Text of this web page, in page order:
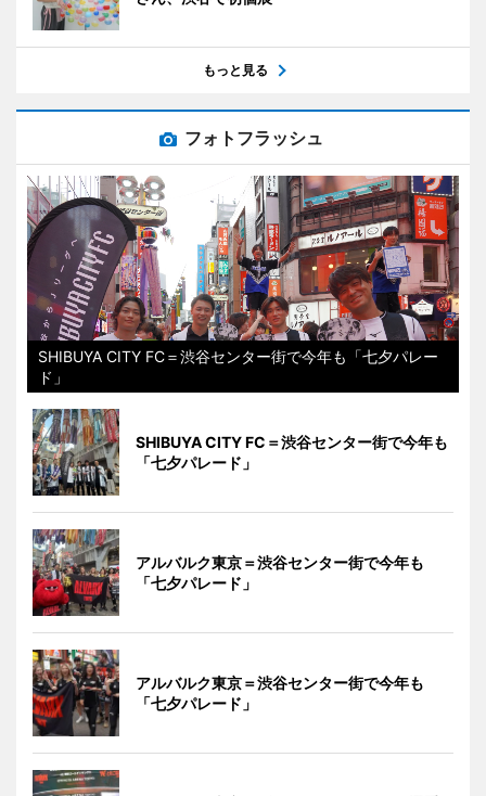
もっと見る
フォトフラッシュ
SHIBUYA CITY FC＝渋谷センター街で今年も「七夕パレー
ド」
SHIBUYA CITY FC＝渋谷センター街で今年も
「七夕パレード」
アルバルク東京＝渋谷センター街で今年も
「七夕パレード」
アルバルク東京＝渋谷センター街で今年も
「七夕パレード」